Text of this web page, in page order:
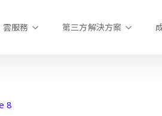
雲服務 第三方解決方案
8